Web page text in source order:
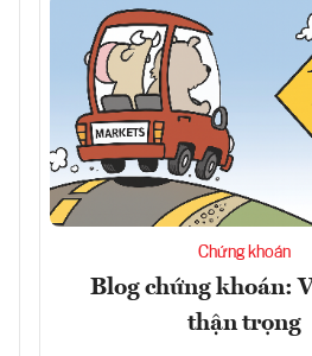
Chứng khoán
Blog chứng khoán:
thận trọng